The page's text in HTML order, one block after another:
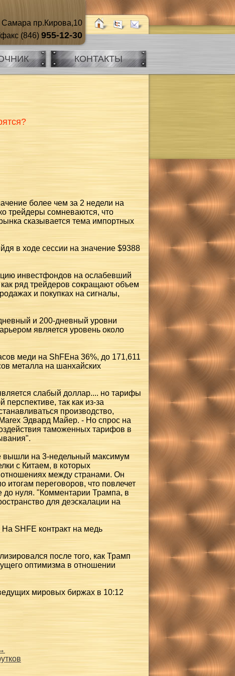
Самара пр.Кирова,10
(846) 955-12-30
КОНТАКТЫ
более чем за 2 недели на
трейдеры сомневаются, что
сказывается тема импортных
в ходе сессии на значение $9388
инвестфондов на ослабевший
ряд трейдеров сокращают объем
и покупках на сигналы,
и 200-дневный уровни
является уровень около
меди на ShFEна 36%, до 171,611
металла на шанхайских
слабый доллар.... но тарифы
так как из-за
производство,
Эдвард Майер. - Но спрос на
таможенных тарифов в
вышли на 3-недельный максимум
с Китаем, в которых
между странами. Он
итогам переговоров, что повлечет
нуля. "Комментарии Трампа, в
для деэскалации на
SHFE контракт на медь
после того, как Трамп
оптимизма в отношении
мировых биржах в 10:12